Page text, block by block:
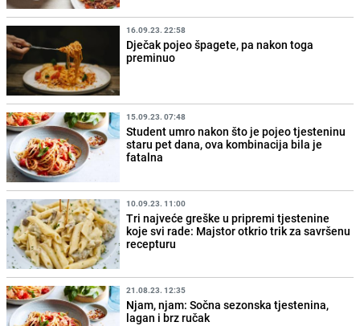
16.09.23. 22:58
Dječak pojeo špagete, pa nakon toga
preminuo
15.09.23. 07:48
Student umro nakon što je pojeo tjesteninu
staru pet dana, ova kombinacija bila je
fatalna
10.09.23. 11:00
Tri najveće greške u pripremi tjestenine
koje svi rade: Majstor otkrio trik za savršenu
recepturu
21.08.23. 12:35
Njam, njam: Sočna sezonska tjestenina,
lagan i brz ručak